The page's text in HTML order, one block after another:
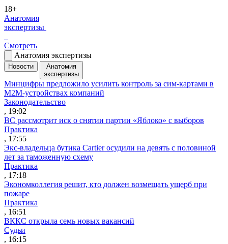
18+
Анатомия
экспертизы
Смотреть
Анатомия экспертизы
Новости
Анатомия
экспертизы
Минцифры предложило усилить контроль за сим-картами в
M2M-устройствах компаний
Законодательство
, 19:02
ВС рассмотрит иск о снятии партии «Яблоко» с выборов
Практика
, 17:55
Экс-владельца бутика Cartier осудили на девять с половиной
лет за таможенную схему
Практика
, 17:18
Экономколлегия решит, кто должен возмещать ущерб при
пожаре
Практика
, 16:51
ВККС открыла семь новых вакансий
Судьи
, 16:15